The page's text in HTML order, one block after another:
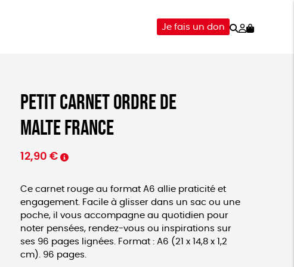
Je fais un don Rechercher
Mon
Petit carnet Ordre de
Malte France
12,90 €
Ce carnet rouge au format A6 allie praticité et
engagement. Facile à glisser dans un sac ou une
poche, il vous accompagne au quotidien pour
noter pensées, rendez-vous ou inspirations sur
ses 96 pages lignées. Format : A6 (21 x 14,8 x 1,2
cm). 96 pages.